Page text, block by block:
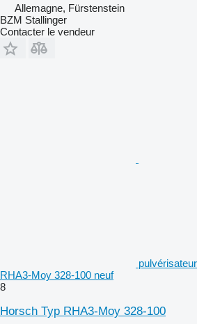
Allemagne, Fürstenstein
BZM Stallinger
Contacter le vendeur
RHA3-Moy 328-100 neuf
8
Horsch Typ RHA3-Moy 328-100